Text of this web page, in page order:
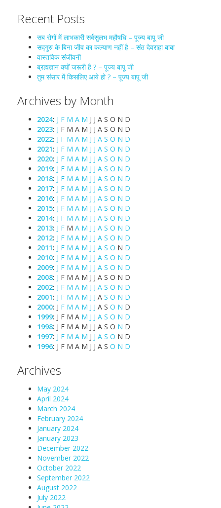
Recent Posts
सब रोगों में लाभकारी सर्वसुलभ महौषधि – पूज्य बापू जी
सद्गुरु के बिना जीव का कल्याण नहीं है – संत देवराहा बाबा
वास्तविक संजीवनी
ब्रह्मज्ञान क्यों जरूरी है ? – पूज्य बापू जी
तुम संसार में किसलिए आये हो ? – पूज्य बापू जी
Archives by Month
2024: J F M A M J J A S O N D
2023: J F M A M J J A S O N D
2022: J F M A M J J A S O N D
2021: J F M A M J J A S O N D
2020: J F M A M J J A S O N D
2019: J F M A M J J A S O N D
2018: J F M A M J J A S O N D
2017: J F M A M J J A S O N D
2016: J F M A M J J A S O N D
2015: J F M A M J J A S O N D
2014: J F M A M J J A S O N D
2013: J F M A M J J A S O N D
2012: J F M A M J J A S O N D
2011: J F M A M J J A S O N D
2010: J F M A M J J A S O N D
2009: J F M A M J J A S O N D
2008: J F M A M J J A S O N D
2002: J F M A M J J A S O N D
2001: J F M A M J J A S O N D
2000: J F M A M J J A S O N D
1999: J F M A M J J A S O N D
1998: J F M A M J J A S O N D
1997: J F M A M J J A S O N D
1996: J F M A M J J A S O N D
Archives
May 2024
April 2024
March 2024
February 2024
January 2024
January 2023
December 2022
November 2022
October 2022
September 2022
August 2022
July 2022